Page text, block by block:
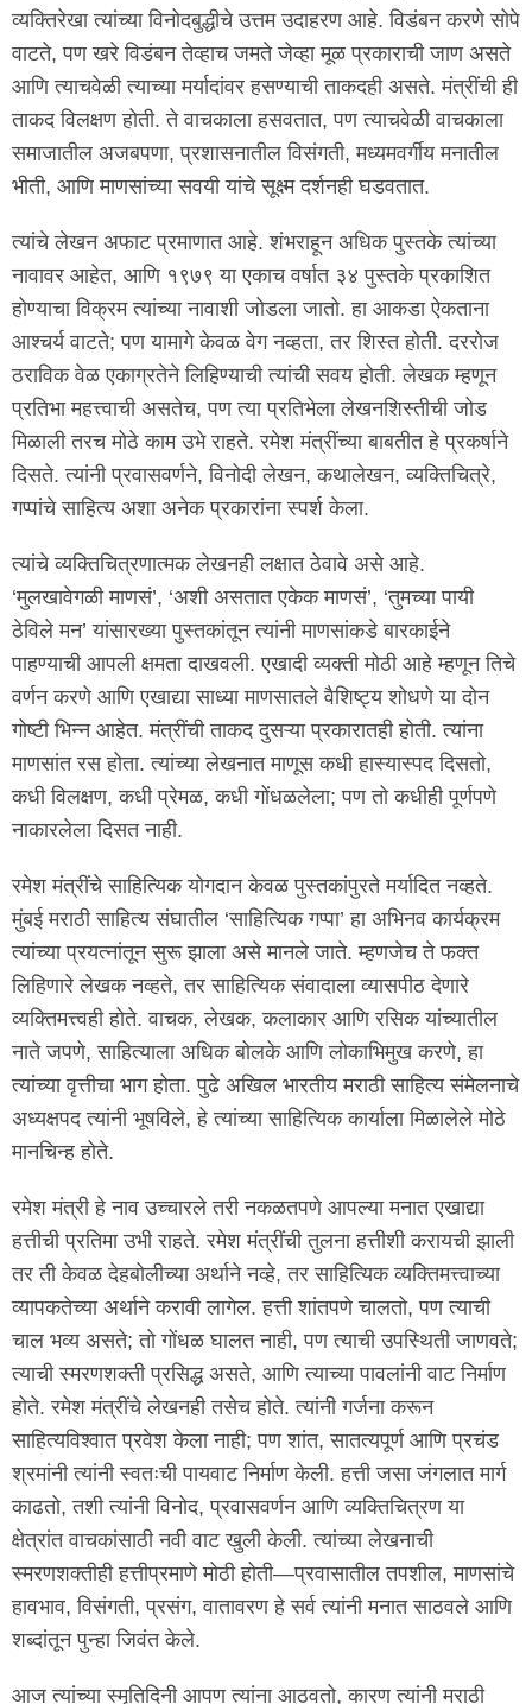
व्यक्तिरेखा त्यांच्या विनोदबुद्धीचे उत्तम उदाहरण आहे. विडंबन करणे सोपे
वाटते, पण खरे विडंबन तेव्हाच जमते जेव्हा मूळ प्रकाराची जाण असते
आणि त्याचवेळी त्याच्या मर्यादांवर हसण्याची ताकदही असते. मंत्रींची ही
ताकद विलक्षण होती. ते वाचकाला हसवतात, पण त्याचवेळी वाचकाला
समाजातील अजबपणा, प्रशासनातील विसंगती, मध्यमवर्गीय मनातील
भीती, आणि माणसांच्या सवयी यांचे सूक्ष्म दर्शनही घडवतात.
त्यांचे लेखन अफाट प्रमाणात आहे. शंभराहून अधिक पुस्तके त्यांच्या
नावावर आहेत, आणि १९७९ या एकाच वर्षात ३४ पुस्तके प्रकाशित
होण्याचा विक्रम त्यांच्या नावाशी जोडला जातो. हा आकडा ऐकताना
आश्चर्य वाटते; पण यामागे केवळ वेग नव्हता, तर शिस्त होती. दररोज
ठराविक वेळ एकाग्रतेने लिहिण्याची त्यांची सवय होती. लेखक म्हणून
प्रतिभा महत्त्वाची असतेच, पण त्या प्रतिभेला लेखनशिस्तीची जोड
मिळाली तरच मोठे काम उभे राहते. रमेश मंत्रींच्या बाबतीत हे प्रकर्षाने
दिसते. त्यांनी प्रवासवर्णने, विनोदी लेखन, कथालेखन, व्यक्तिचित्रे,
गप्पांचे साहित्य अशा अनेक प्रकारांना स्पर्श केला.
त्यांचे व्यक्तिचित्रणात्मक लेखनही लक्षात ठेवावे असे आहे.
‘मुलखावेगळी माणसं’, ‘अशी असतात एकेक माणसं’, ‘तुमच्या पायी
ठेविले मन’ यांसारख्या पुस्तकांतून त्यांनी माणसांकडे बारकाईने
पाहण्याची आपली क्षमता दाखवली. एखादी व्यक्ती मोठी आहे म्हणून तिचे
वर्णन करणे आणि एखाद्या साध्या माणसातले वैशिष्ट्य शोधणे या दोन
गोष्टी भिन्न आहेत. मंत्रींची ताकद दुसऱ्या प्रकारातही होती. त्यांना
माणसांत रस होता. त्यांच्या लेखनात माणूस कधी हास्यास्पद दिसतो,
कधी विलक्षण, कधी प्रेमळ, कधी गोंधळलेला; पण तो कधीही पूर्णपणे
नाकारलेला दिसत नाही.
रमेश मंत्रींचे साहित्यिक योगदान केवळ पुस्तकांपुरते मर्यादित नव्हते.
मुंबई मराठी साहित्य संघातील ‘साहित्यिक गप्पा’ हा अभिनव कार्यक्रम
त्यांच्या प्रयत्नांतून सुरू झाला असे मानले जाते. म्हणजेच ते फक्त
लिहिणारे लेखक नव्हते, तर साहित्यिक संवादाला व्यासपीठ देणारे
व्यक्तिमत्त्वही होते. वाचक, लेखक, कलाकार आणि रसिक यांच्यातील
नाते जपणे, साहित्याला अधिक बोलके आणि लोकाभिमुख करणे, हा
त्यांच्या वृत्तीचा भाग होता. पुढे अखिल भारतीय मराठी साहित्य संमेलनाचे
अध्यक्षपद त्यांनी भूषविले, हे त्यांच्या साहित्यिक कार्याला मिळालेले मोठे
मानचिन्ह होते.
रमेश मंत्री हे नाव उच्चारले तरी नकळतपणे आपल्या मनात एखाद्या
हत्तीची प्रतिमा उभी राहते. रमेश मंत्रींची तुलना हत्तीशी करायची झाली
तर ती केवळ देहबोलीच्या अर्थाने नव्हे, तर साहित्यिक व्यक्तिमत्त्वाच्या
व्यापकतेच्या अर्थाने करावी लागेल. हत्ती शांतपणे चालतो, पण त्याची
चाल भव्य असते; तो गोंधळ घालत नाही, पण त्याची उपस्थिती जाणवते;
त्याची स्मरणशक्ती प्रसिद्ध असते, आणि त्याच्या पावलांनी वाट निर्माण
होते. रमेश मंत्रींचे लेखनही तसेच होते. त्यांनी गर्जना करून
साहित्यविश्वात प्रवेश केला नाही; पण शांत, सातत्यपूर्ण आणि प्रचंड
श्रमांनी त्यांनी स्वतःची पायवाट निर्माण केली. हत्ती जसा जंगलात मार्ग
काढतो, तशी त्यांनी विनोद, प्रवासवर्णन आणि व्यक्तिचित्रण या
क्षेत्रांत वाचकांसाठी नवी वाट खुली केली. त्यांच्या लेखनाची
स्मरणशक्तीही हत्तीप्रमाणे मोठी होती—प्रवासातील तपशील, माणसांचे
हावभाव, विसंगती, प्रसंग, वातावरण हे सर्व त्यांनी मनात साठवले आणि
शब्दांतून पुन्हा जिवंत केले.
आज त्यांच्या स्मृतिदिनी आपण त्यांना आठवतो, कारण त्यांनी मराठी